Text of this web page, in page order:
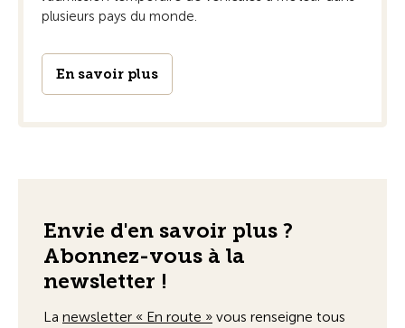
plusieurs pays du monde.
En savoir plus